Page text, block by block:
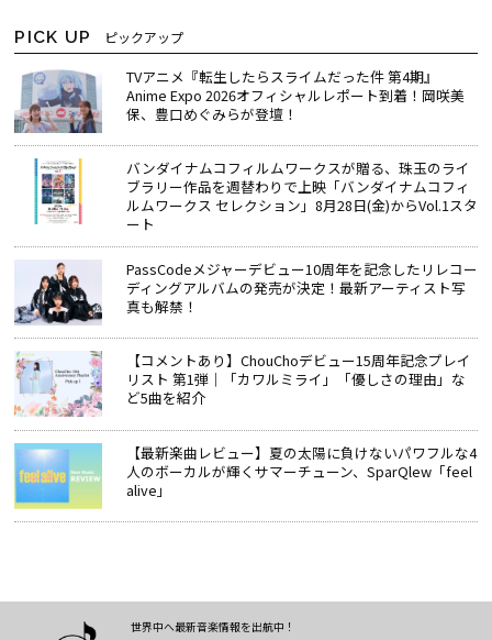
PICK UP ピックアップ
TVアニメ『転生したらスライムだった件 第4期』
Anime Expo 2026オフィシャルレポート到着！岡咲美
保、豊口めぐみらが登壇！
バンダイナムコフィルムワークスが贈る、珠玉のライ
ブラリー作品を週替わりで上映「バンダイナムコフィ
ルムワークス セレクション」8月28日(金)からVol.1スタ
ート
PassCodeメジャーデビュー10周年を記念したリレコー
ディングアルバムの発売が決定！最新アーティスト写
真も解禁！
【コメントあり】ChouChoデビュー15周年記念プレイ
リスト 第1弾｜「カワルミライ」「優しさの理由」な
ど5曲を紹介
【最新楽曲レビュー】夏の太陽に負けないパワフルな4
人のボーカルが輝くサマーチューン、SparQlew「feel
alive」
世界中へ最新音楽情報を出航中！